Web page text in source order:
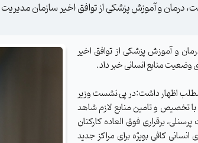
درمان و آموزش پزشکی از توافق اخیر سازمان
و آموزش پزشکی از توافق اخیر
منابع انسانی خبر داد.
مطلب اظهار داشت:در پی نشست وزیر
تخصیص و تامین منابع لازم شاهد
برقراری فوق العاده کارکنان
کافی بویژه برای مراکز جدید